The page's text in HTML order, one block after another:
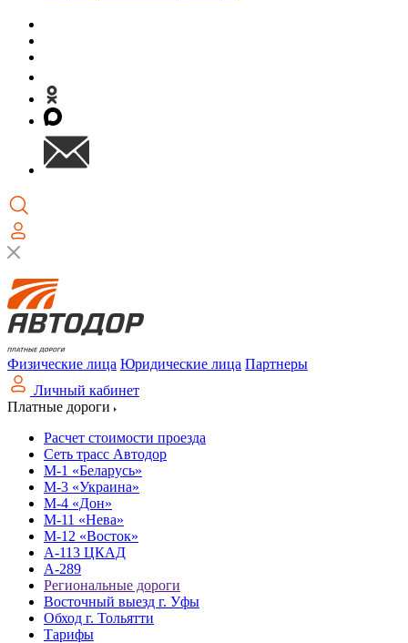
Физические лица Юридические лица Партнеры
Личный кабинет
Платные дороги
Расчет стоимости проезда
Сеть трасс Автодор
М-1 «Беларусь»
М-3 «Украина»
М-4 «Дон»
М-11 «Нева»
М-12 «Восток»
А-113 ЦКАД
А-289
Региональные дороги
Восточный выезд г. Уфы
Обход г. Тольятти
Тарифы